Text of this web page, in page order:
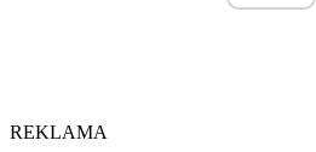
REKLAMA